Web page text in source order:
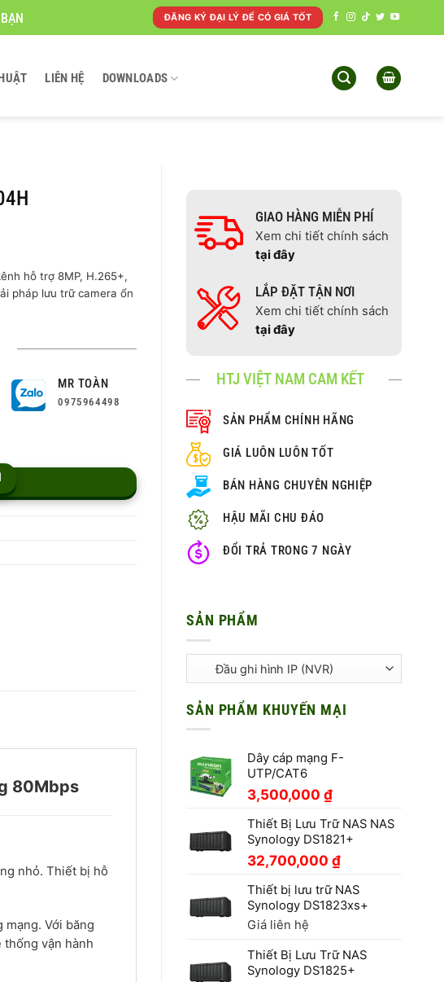
ĐĂNG KÝ ĐẠI LÝ ĐỂ CÓ GIÁ TỐT
LIÊN HỆ DOWNLOADS
GIAO HÀNG MIỄN PHÍ
Xem chi tiết chính sách
tại đây
LẮP ĐẶT TẬN NƠI
Xem chi tiết chính sách
tại đây
HTJ VIỆT NAM CAM KẾT
SẢN PHẨM CHÍNH HÃNG
GIÁ LUÔN LUÔN TỐT
BÁN HÀNG CHUYÊN NGHIỆP
HẬU MÃI CHU ĐÁO
ĐỔI TRẢ TRONG 7 NGÀY
SẢN PHẨM
SẢN PHẨM KHUYẾN MẠI
Dây cáp mạng F-
UTP/CAT6
3,500,000 ₫
Thiết Bị Lưu Trữ NAS NAS
Synology DS1821+
32,700,000 ₫
Thiết bị lưu trữ NAS
Synology DS1823xs+
Giá liên hệ
Thiết Bị Lưu Trữ NAS
Synology DS1825+
hỗ trợ 8MP, H.265+,
pháp lưu trữ camera ổn
MR TOÀN
0975964498
80Mbps
nhỏ. Thiết bị hỗ
Với băng
thống vận hành